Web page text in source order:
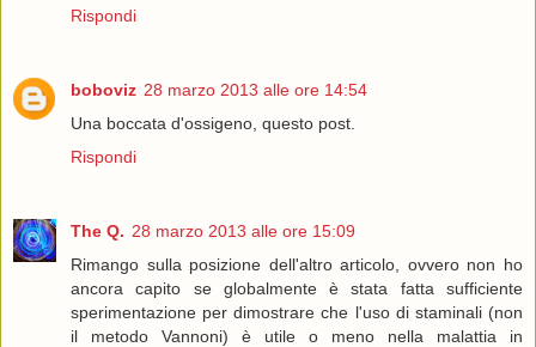
Rispondi
boboviz 28 marzo 2013 alle ore 14:54
Una boccata d'ossigeno, questo post.
Rispondi
The Q. 28 marzo 2013 alle ore 15:09
Rimango sulla posizione dell'altro articolo, ovvero non ho
ancora capito se globalmente è stata fatta sufficiente
sperimentazione per dimostrare che l'uso di staminali (non
il metodo Vannoni) è utile o meno nella malattia in